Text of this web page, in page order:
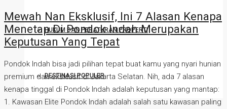
HUKUM DAN PERATURAN PROPERTI
DESTINASI POPULER
Mewah Nan Eksklusif, Ini 7 Alasan Kenapa
Menetap Di Pondok Indah Merupakan
Keputusan Yang Tepat
Pondok Indah bisa jadi pilihan tepat buat kamu yang nyari hunian
premium dan eksklusif di Jakarta Selatan. Nih, ada 7 alasan
kenapa tinggal di Pondok Indah adalah keputusan yang mantap:
1. Kawasan Elite Pondok Indah adalah salah satu kawasan paling